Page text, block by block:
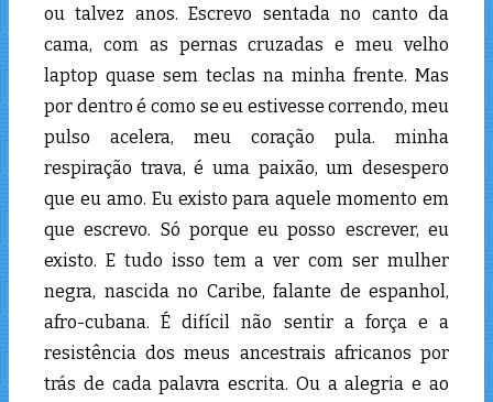
ou talvez anos. Escrevo sentada no canto da
cama, com as pernas cruzadas e meu velho
laptop quase sem teclas na minha frente. Mas
por dentro é como se eu estivesse correndo, meu
pulso acelera, meu coração pula. minha
respiração trava, é uma paixão, um desespero
que eu amo. Eu existo para aquele momento em
que escrevo. Só porque eu posso escrever, eu
existo. E tudo isso tem a ver com ser mulher
negra, nascida no Caribe, falante de espanhol,
afro-cubana. É difícil não sentir a força e a
resistência dos meus ancestrais africanos por
trás de cada palavra escrita. Ou a alegria e ao